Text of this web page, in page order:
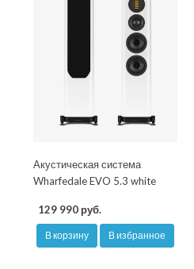
Акустическая система
Wharfedale EVO 5.3 white
129 990 руб.
В корзину В избранное